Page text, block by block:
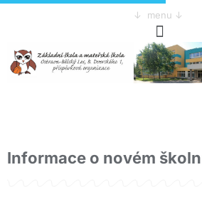
↓ menu ↓
Informace o novém